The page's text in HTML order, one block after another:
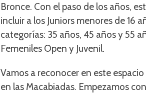
Bronce. Con el paso de los años,
incluir a los Juniors menores de 16
categorías: 35 años, 45 años y 55
Femeniles Open y Juvenil.
Vamos a reconocer en este
en las Macabiadas. Empezamos